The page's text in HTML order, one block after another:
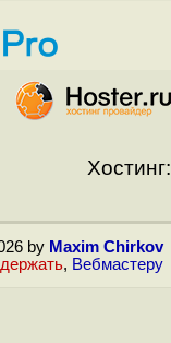
Хостинг:
by Maxim Chirkov
, Вебмастеру